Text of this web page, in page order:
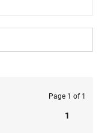
Page 1 of 1
1